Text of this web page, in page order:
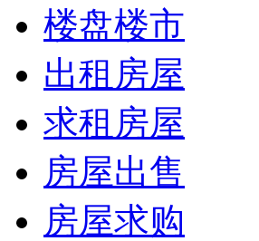
楼盘楼市
出租房屋
求租房屋
房屋出售
房屋求购